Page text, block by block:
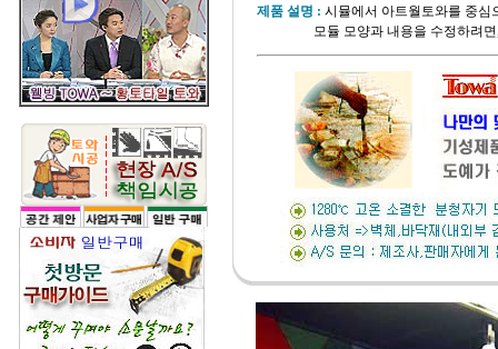
제품 설명 : 시뮬에서 아트월토와를 중심
모듈 모양과 내용을 수정하려면, 본